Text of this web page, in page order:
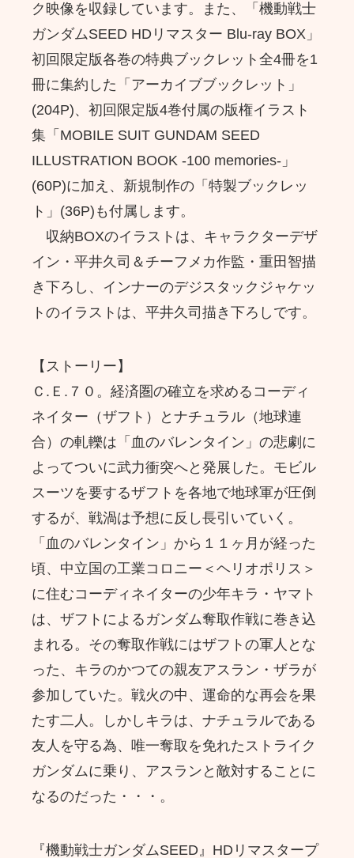
ク映像を収録しています。また、「機動戦士
ガンダムSEED HDリマスター Blu-ray BOX」
初回限定版各巻の特典ブックレット全4冊を1
冊に集約した「アーカイブブックレット」
(204P)、初回限定版4巻付属の版権イラスト
集「MOBILE SUIT GUNDAM SEED
ILLUSTRATION BOOK -100 memories-」
(60P)に加え、新規制作の「特製ブックレッ
ト」(36P)も付属します。
収納BOXのイラストは、キャラクターデザ
イン・平井久司＆チーフメカ作監・重田智描
き下ろし、インナーのデジスタックジャケッ
トのイラストは、平井久司描き下ろしです。
【ストーリー】
Ｃ.Ｅ.７０。経済圏の確立を求めるコーディ
ネイター（ザフト）とナチュラル（地球連
合）の軋轢は「血のバレンタイン」の悲劇に
よってついに武力衝突へと発展した。モビル
スーツを要するザフトを各地で地球軍が圧倒
するが、戦渦は予想に反し長引いていく。
「血のバレンタイン」から１１ヶ月が経った
頃、中立国の工業コロニー＜ヘリオポリス＞
に住むコーディネイターの少年キラ・ヤマト
は、ザフトによるガンダム奪取作戦に巻き込
まれる。その奪取作戦にはザフトの軍人とな
った、キラのかつての親友アスラン・ザラが
参加していた。戦火の中、運命的な再会を果
たす二人。しかしキラは、ナチュラルである
友人を守る為、唯一奪取を免れたストライク
ガンダムに乗り、アスランと敵対することに
なるのだった・・・。
『機動戦士ガンダムSEED』HDリマスタープ